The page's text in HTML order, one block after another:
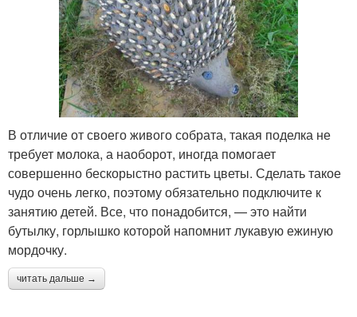
В отличие от своего живого собрата, такая поделка не
требует молока, а наоборот, иногда помогает
совершенно бескорыстно растить цветы. Сделать такое
чудо очень легко, поэтому обязательно подключите к
занятию детей. Все, что понадобится, — это найти
бутылку, горлышко которой напомнит лукавую ежиную
мордочку.
читать дальше →